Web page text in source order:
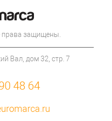
права защищены.
Вал, дом 32, стр. 7
48 64